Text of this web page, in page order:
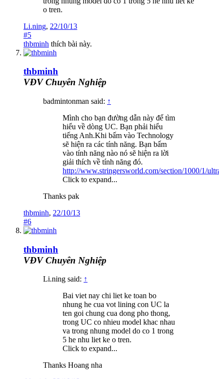
o tren.
Li.ning, 22/10/13
#5
thbminh thích bài này.
thbminh
VĐV Chuyên Nghiệp
badmintonman said: ↑
Mình cho bạn đường dẫn này để tìm
hiểu về dòng UC. Bạn phải hiểu
tiếng Anh.Khi bấm vào Technology
sẽ hiện ra các tính năng. Bạn bấm
vào tính năng nào nó sẽ hiện ra lời
giải thích về tính năng đó.
http://www.stringersworld.com/section/1000/1/
Click to expand...
Thanks pak
thbminh, 22/10/13
#6
thbminh
VĐV Chuyên Nghiệp
Li.ning said: ↑
Bai viet nay chi liet ke toan bo
nhung he cua vot lining con UC la
ten goi chung cua dong pho thong,
trong UC co nhieu model khac nhau
va trong nhung model do co 1 trong
5 he nhu liet ke o tren.
Click to expand...
Thanks Hoang nha